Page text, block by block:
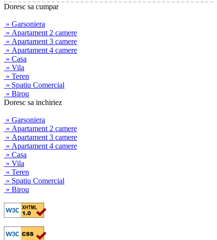
Doresc sa cumpar
» Garsoniera
» Apartament 2 camere
» Apartament 3 camere
» Apartament 4 camere
» Casa
» Vila
» Teren
» Spatiu Comercial
» Birou
Doresc sa inchiriez
» Garsoniera
» Apartament 2 camere
» Apartament 3 camere
» Apartament 4 camere
» Casa
» Vila
» Teren
» Spatiu Comercial
» Birou